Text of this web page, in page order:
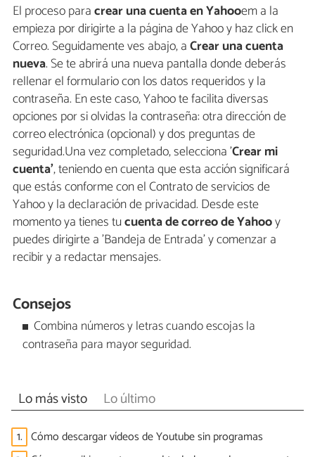
El proceso paracrear una cuenta en Yahooem a la
empieza por dirigirte a la página de Yahoo y haz click en
Correo. Seguidamente ves abajo, aCrear una cuenta
nueva. Se te abrirá una nueva pantalla donde deberás
rellenar el formulario con los datos requeridos y la
contraseña. En este caso, Yahoo te facilita diversas
opciones por si olvidas la contraseña: otra dirección de
correo electrónica (opcional) y dos preguntas de
seguridad.Una vez completado, selecciona 'Crear mi
cuenta', teniendo en cuenta que esta acción significará
que estás conforme con el Contrato de servicios de
Yahoo y la declaración de privacidad. Desde este
momento ya tienes tucuenta de correo de Yahooy
puedes dirigirte a 'Bandeja de Entrada' y comenzar a
recibir y a redactar mensajes.
Consejos
Combina números y letras cuando escojas la
contraseña para mayor seguridad.
Lo más visto Lo último
1. Cómo descargar vídeos de Youtube sin programas